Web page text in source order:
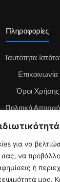
για να
σας, να
ή
μας.
Πληροφορίες
Ταυτότητα
Επικοινωνία
Όροι Χρήσης
Πολιτική
στο
στην